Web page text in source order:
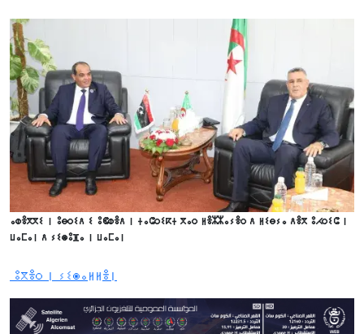
ⴰⵀⴻⴳⴳⵉ ⵏ ⵓⴱⵔⵉⴷ ⵉ ⵓⵞⵀⴻⴷ ⵏ ⵜⴰⵛⵔⵉⴽⵜ ⴳⴰⵔ ⵍⴻⵣⵣⴰⵢⴻⵔ ⴷ ⵍⵉⴱⵢⴰ ⴷⴻⴳ ⵓⵃⵔⵉⵛ ⵏ
ⵡⴰⵎⴰⵏ ⴷ ⵢⵉⵙⵓⴼⴰ ⵏ ⵡⴰⵎⴰⵏ
ⵓⴳⴻⵔ ⵏ ⵢⵉⵙⴰⵍⵍⴻⵏ